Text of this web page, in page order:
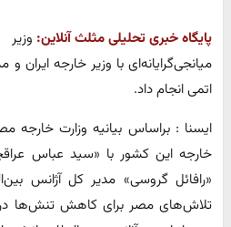
پایگاه خبری تحلیلی مثلث آنلاین:
میانجی‌گرایانه‌ای با وزیر خارجه ایران
اتمی انجام داد.
ایسنا : براساس بیانیه وزارت خارجه
خارجه این کشور با «سید عباس
«رافائل گروسی» مدیر کل آژانس
تلاش‌های مصر برای کاهش تنش‌ها